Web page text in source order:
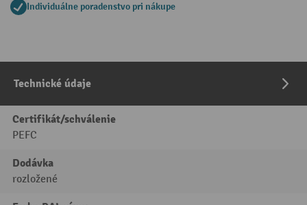
Individuálne poradenstvo pri nákupe
Technické údaje
Certifikát/schválenie
PEFC
Dodávka
rozložené